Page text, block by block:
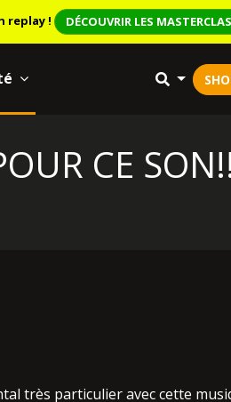
replay ! DÉCOUVRIR LES
CE
très particulier avec cette